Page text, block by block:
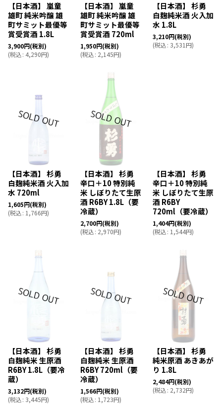
【日本酒】 嵐童
雄町 純米吟醸 雄
町サミット最優等
賞受賞酒 1.8L
3,900円(税別)
(税込: 4,290円)
【日本酒】 嵐童
雄町 純米吟醸 雄
町サミット最優等
賞受賞酒 720ml
1,950円(税別)
(税込: 2,145円)
【日本酒】 杉勇
白麹純米酒 火入加
水 1.8L
3,210円(税別)
(税込: 3,531円)
【日本酒】 杉勇
白麹純米酒 火入加
水 720ml
1,605円(税別)
(税込: 1,766円)
【日本酒】 杉勇
辛口＋10 特別純
米 しぼりたて生原
酒 R6BY 1.8L（要
冷蔵）
2,700円(税別)
(税込: 2,970円)
【日本酒】 杉勇
辛口＋10 特別純
米 しぼりたて生原
酒 R6BY
720ml（要冷蔵）
1,404円(税別)
(税込: 1,544円)
【日本酒】 杉勇
白麹純米 生原酒
R6BY 1.8L（要冷
蔵）
3,132円(税別)
(税込: 3,445円)
【日本酒】 杉勇
白麹純米 生原酒
R6BY 720ml（要
冷蔵）
1,566円(税別)
(税込: 1,723円)
【日本酒】 杉勇
純米原酒 あきあが
り 1.8L
2,484円(税別)
(税込: 2,732円)